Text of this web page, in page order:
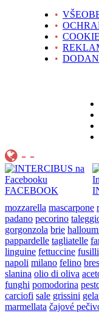
•
•
•
•
•
- -
FACEBOOK
mozzarella mascarpone
padano pecorino
gorgonzola brie
pappardelle tagliatelle
linguine fettuccine fusilli
napoli milano felino
slanina olio di oliva
funghi pomodorina
carciofi sale grissini
marmellata čajové